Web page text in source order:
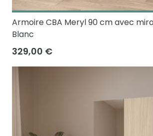
Armoire CBA Meryl 90 cm avec
Blanc
329,00 €